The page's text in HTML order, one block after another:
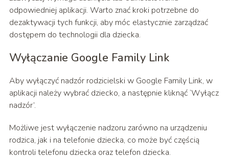
odpowiedniej aplikacji. Warto znać kroki potrzebne do
dezaktywacji tych funkcji, aby móc elastycznie zarządzać
dostępem do technologii dla dziecka.
Wyłączanie Google Family Link
Aby wyłączyć nadzór rodzicielski w Google Family Link, w
aplikacji należy wybrać dziecko, a następnie kliknąć ‘Wyłącz
nadzór’.
Możliwe jest wyłączenie nadzoru zarówno na urządzeniu
rodzica, jak i na telefonie dziecka, co może być częścią
kontroli telefonu dziecka oraz telefon dziecka.